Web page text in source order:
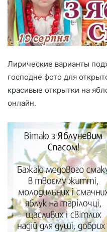
Лирические варианты
господне фото для
красивые открытки на
онлайн.